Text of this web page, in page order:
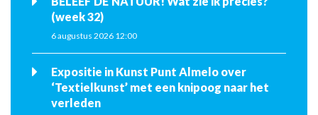
(week 32)
6 augustus 2026 12:00
Expositie in Kunst Punt Almelo over
‘Textielkunst’ met een knipoog naar het
verleden